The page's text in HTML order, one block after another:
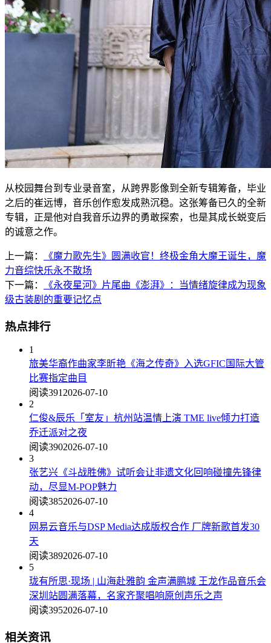
从校园舞台到专业录音室，从跨界影像到全新专辑筹备，毕业
之后的崔远博，音乐创作愈发成熟沉稳。这张筹备已久的全新
专辑，正是他对自我音乐边界的勇敢探索，也是其成长蜕变后
的诚意之作。
上一篇：
《魔力歌先生》圆满收官！终极金角大魔王诞生，魔
力音综快乐永不散场
下一篇：
《永夜星河》片尾曲《澎湃》：当情绪旋律成为现象
级古装剧的重要记忆点
热点排行
1
旅美华裔作曲家李昕艳《海之传奇》入选GFIC国际大管
比赛指定曲目
阅读391 2026-07-10
2
仁俊&辰乐「室友」杭州站温情上演 TME live倾力打造
乔迁派对之夜
阅读3902026-07-10
3
张艺兴《斗战胜佛》试听会让非遗文化回响碰撞先锋律
动，尽显M-POP魅力
阅读3852026-07-10
4
网易云音乐与DSP Media达成版权合作 厂牌新歌首发30
天
阅读3892026-07-10
5
珑有所思·现场 | 山海赴雅韵 金声满鹏城 王龙作品音乐会
深圳站圆满落幕，名家齐聚唱响原创声乐之声
阅读3952026-07-10
相关资讯